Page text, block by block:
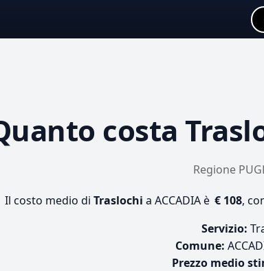
costa
Regione
Il costo medio di Traslochi a ACCADIA è € 108,
Servizio:
Comune:
Prezzo medio